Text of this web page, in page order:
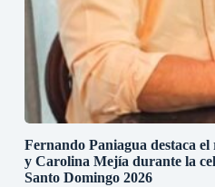
Fernando Paniagua destaca
y Carolina Mejía durante la
Santo Domingo 2026